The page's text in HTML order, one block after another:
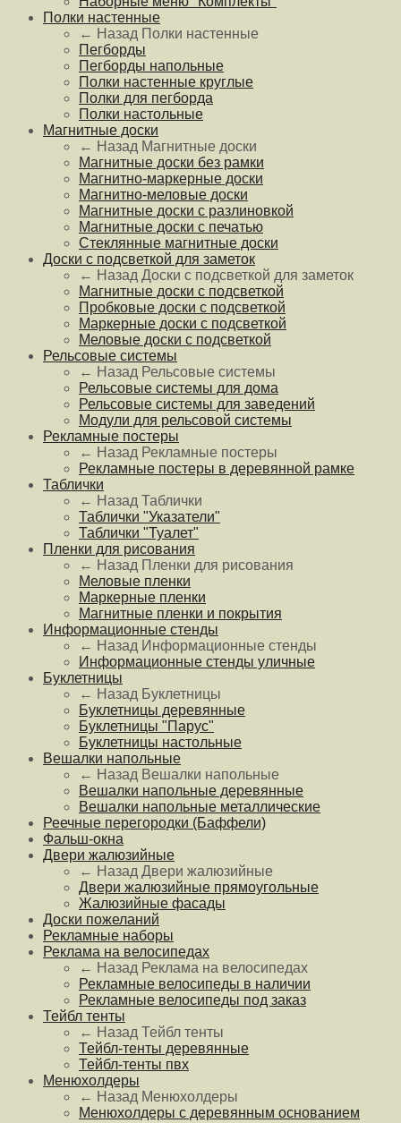
Полки настенные
← Назад Полки настенные
Пегборды
Пегборды напольные
Полки настенные круглые
Полки для пегборда
Полки настольные
Магнитные доски
← Назад Магнитные доски
Магнитные доски без рамки
Магнитно-маркерные доски
Магнитно-меловые доски
Магнитные доски с разлиновкой
Магнитные доски с печатью
Стеклянные магнитные доски
Доски с подсветкой для заметок
← Назад Доски с подсветкой для заметок
Магнитные доски с подсветкой
Пробковые доски с подсветкой
Маркерные доски с подсветкой
Меловые доски с подсветкой
Рельсовые системы
← Назад Рельсовые системы
Рельсовые системы для дома
Рельсовые системы для заведений
Модули для рельсовой системы
Рекламные постеры
← Назад Рекламные постеры
Рекламные постеры в деревянной рамке
Таблички
← Назад Таблички
Таблички "Указатели"
Таблички "Туалет"
Пленки для рисования
← Назад Пленки для рисования
Меловые пленки
Маркерные пленки
Магнитные пленки и покрытия
Информационные стенды
← Назад Информационные стенды
Информационные стенды уличные
Буклетницы
← Назад Буклетницы
Буклетницы деревянные
Буклетницы "Парус"
Буклетницы настольные
Вешалки напольные
← Назад Вешалки напольные
Вешалки напольные деревянные
Вешалки напольные металлические
Реечные перегородки (Баффели)
Фальш-окна
Двери жалюзийные
← Назад Двери жалюзийные
Двери жалюзийные прямоугольные
Жалюзийные фасады
Доски пожеланий
Рекламные наборы
Реклама на велосипедах
← Назад Реклама на велосипедах
Рекламные велосипеды в наличии
Рекламные велосипеды под заказ
Тейбл тенты
← Назад Тейбл тенты
Тейбл-тенты деревянные
Тейбл-тенты пвх
Менюхолдеры
← Назад Менюхолдеры
Менюхолдеры с деревянным основанием